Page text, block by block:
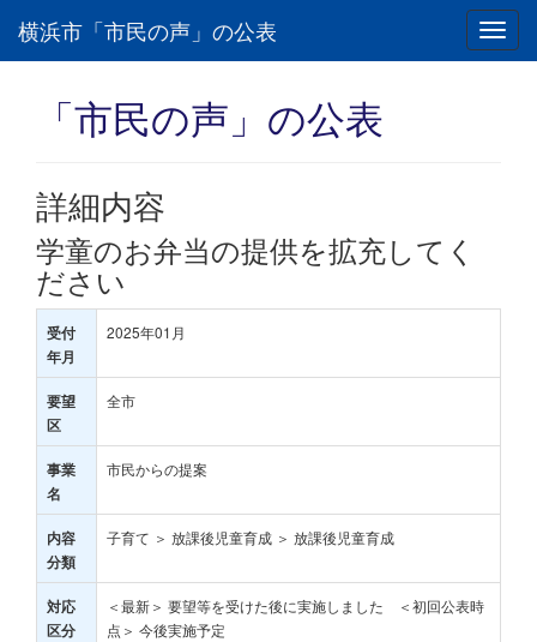
横浜市「市民の声」の公表
「市民の声」の公表
詳細内容
学童のお弁当の提供を拡充してく
ださい
受付
年月
2025年01月
要望
区
全市
事業
名
市民からの提案
内容
分類
子育て ＞ 放課後児童育成 ＞ 放課後児童育成
対応
区分
＜最新＞ 要望等を受けた後に実施しました ＜初回公表時
点＞ 今後実施予定